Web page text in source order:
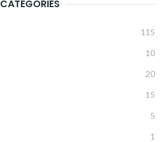
CATÉGORIES
115
10
20
15
5
1